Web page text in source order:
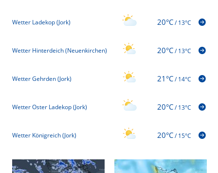
Wetter Ladekop (Jork) 20°C/13°C
Wetter Hinterdeich (Neuenkirchen) 20°C/13°C
Wetter Gehrden (Jork) 21°C/14°C
Wetter Oster Ladekop (Jork) 20°C/13°C
Wetter Königreich (Jork) 20°C/15°C